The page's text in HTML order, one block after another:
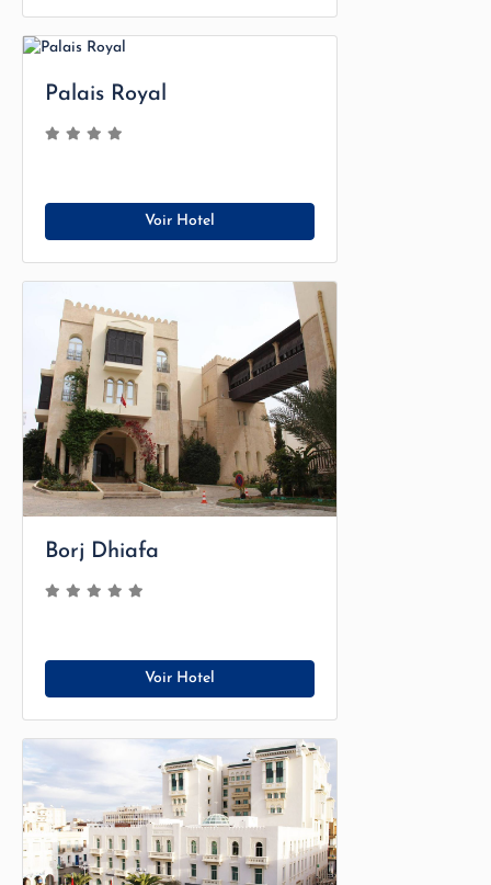
Palais Royal
Voir Hotel
Borj Dhiafa
Voir Hotel